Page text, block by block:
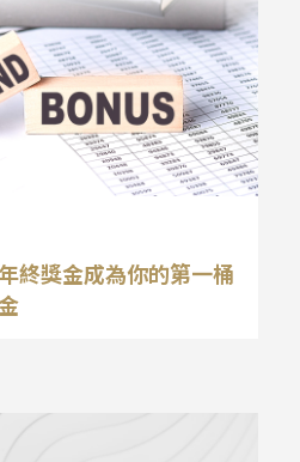
終獎金成為你的第一桶